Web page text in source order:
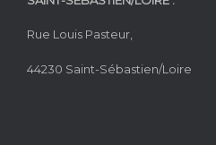
Rue Louis Pasteur,
44230 Saint-Sébastien/Loire